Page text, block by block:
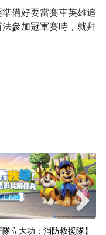
備好要當賽車英雄追
參加冠軍賽時，就拜
隊立大功：消防救援隊】
Next